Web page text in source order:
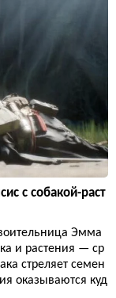
с собакой-раст
Эмма
и растения — ср
стреляет семен
оказываются куд